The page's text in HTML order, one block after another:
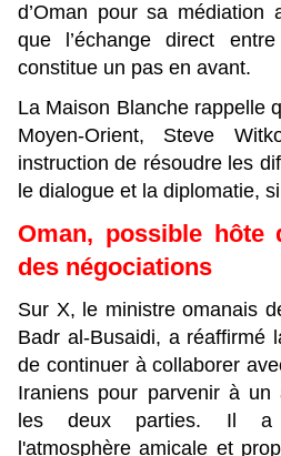
d’Oman pour sa médiation
que l’échange direct
constitue un pas en avant.
La Maison Blanche rappelle
Moyen-Orient, Steve
instruction de résoudre les
le dialogue et la diplomatie,
Oman, possible hôte
des négociations
Sur X, le ministre omanais
Badr al-Busaidi, a réaffirmé
de continuer à collaborer
Iraniens pour parvenir à un
les deux parties. Il a
l'atmosphère amicale et